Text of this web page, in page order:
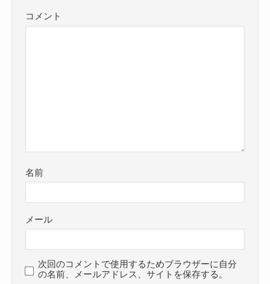
コメント
名前
メール
次回のコメントで使用するためブラウザーに自分
の名前、メールアドレス、サイトを保存する。